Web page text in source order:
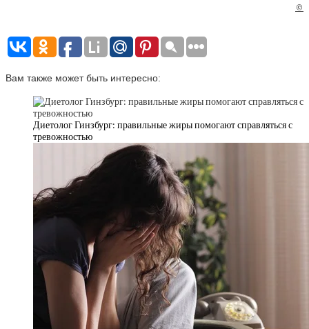
©
Вам также может быть интересно:
Диетолог Гинзбург: правильные жиры помогают справляться с
тревожностью